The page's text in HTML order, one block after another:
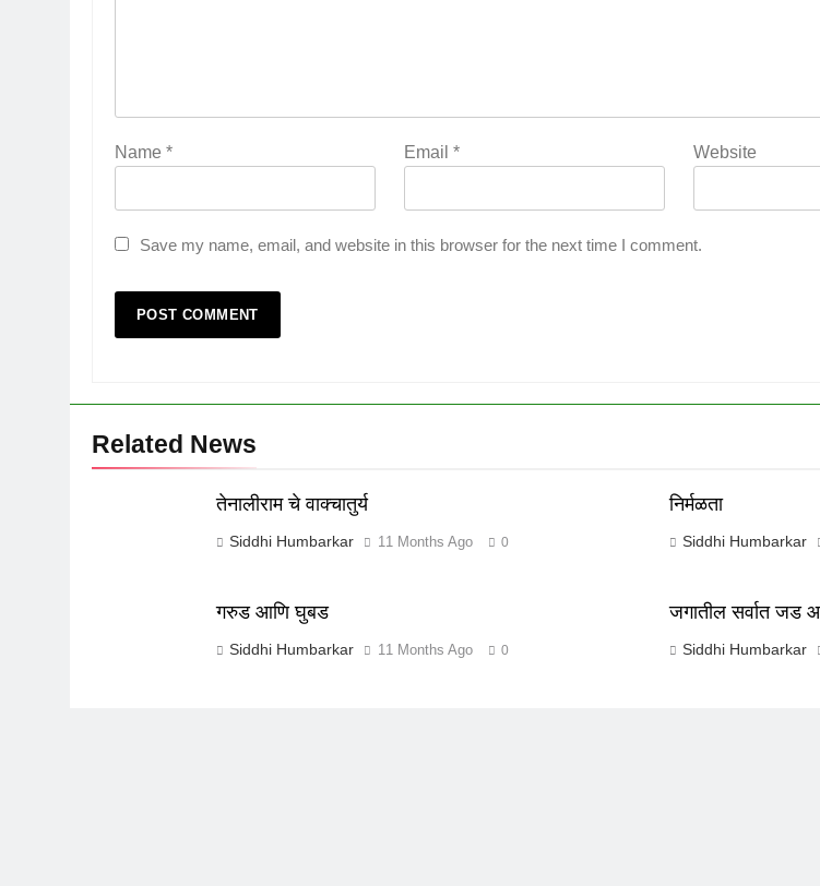
Name * Email* Website
Save my name, email, and website in this browser for the next time I comment.
Related News
तेनालीराम चे वाक्चातुर्य
Siddhi Humbarkar 11 Months Ago 0
निर्मळता
Siddhi Humbarkar
गरुड आणि घुबड
Siddhi Humbarkar 11 Months Ago 0
जगातील सर्वात जड
Siddhi Humbarkar